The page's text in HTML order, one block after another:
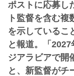
ポストに応募し
ト監督を含む
を示しているこ
と報道。「
ジアラビアで開
と、新監督がチ